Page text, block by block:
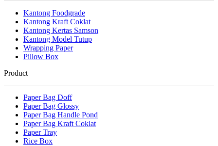
Kantong Foodgrade
Kantong Kraft Coklat
Kantong Kertas Samson
Kantong Model Tutup
Wrapping Paper
Pillow Box
Product
Paper Bag Doff
Paper Bag Glossy
Paper Bag Handle Pond
Paper Bag Kraft Coklat
Paper Tray
Rice Box